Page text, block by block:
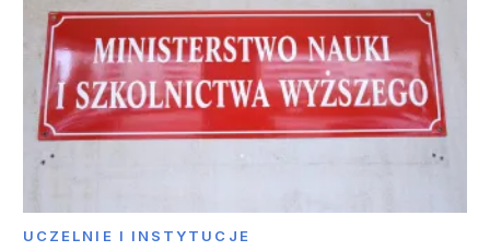
UCZELNIE I INSTYTUCJE